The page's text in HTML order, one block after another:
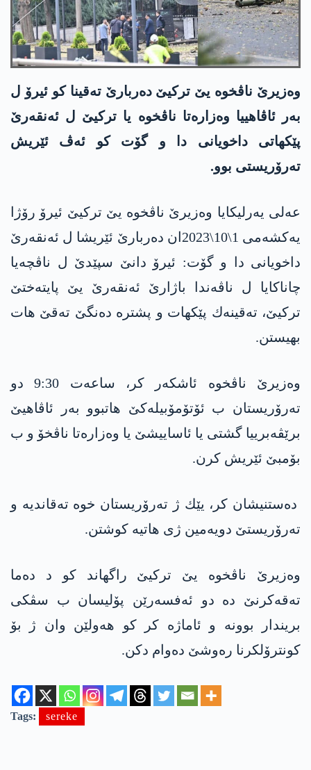
وه‌زیرێ ناڤخوه‌ یێ تركیێ ده‌ربارێ ته‌قینا كو ئیرۆ ل
به‌ر ئاڤاهییا وه‌زاره‌تا ناڤخوه‌ یا تركیێ ل ئه‌نقه‌رێ
پێكهاتی داخویانی دا و گۆت كو ئه‌ڤ ئێریش
ته‌رۆریستی بوو.
عەلی یەرلیکایا وه‌زیرێ ناڤخوه‌ یێ تركیێ ئیرۆ رۆژا
یه‌كشه‌می 1\10\2023ان ده‌ربارێ ئێریشا ل ئه‌نقه‌رێ
داخویانی دا و گۆت: ئیرۆ دانێ سپێدێ ل ناڤچه‌یا
چاناكایا ل ناڤه‌ندا باژارێ ئه‌نقه‌رێ یێ پایته‌ختێ
تركیێ، ته‌قینه‌ك پێكهات و پشتره‌ ده‌نگێ ته‌قێ هات
بهیستن.
وه‌زیرێ ناڤخوه‌ ئاشكه‌ر كر، ساعه‌ت 9:30 دو
ته‌رۆریستان ب ئۆتۆمۆبیله‌كێ هاتبوو به‌ر ئاڤاهیێ
برێڤه‌برییا گشتی یا ئاساییشێ یا وه‌زاره‌تا ناڤخۆ و ب
بۆمبێ ئێریش كرن.
ده‌ستنیشان كر، یێك ژ ته‌رۆریستان خوه‌ ته‌قاندیه‌ و
ته‌رۆریستێ دویه‌مین ژی هاتیه‌ كوشتن.
وه‌زیرێ ناڤخوه‌ یێ تركیێ راگهاند كو د ده‌ما
ته‌قه‌كرنێ ده‌ دو ئه‌فسه‌رێن پۆلیسان ب سڤكی
بریندار بوونه‌ و ئاماژه‌ كر كو هه‌ولێن وان ژ بۆ
كونترۆلكرنا ره‌وشێ ده‌وام دكن.
Tags: sereke